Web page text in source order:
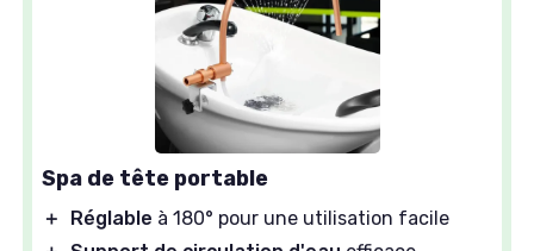
Spa de tête portable
＋ Réglable à 180° pour une utilisation facile